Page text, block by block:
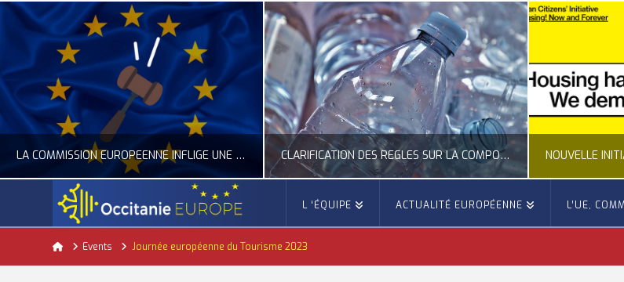
LA COMMISSION EUROPÉENNE INFLIGE UNE AMENDE RECORD À GOOGLE
ACTUALITÉ DE L'UNION EUROPÉENNE, ACTUALITÉ DE LA REPRÉSENTATION D’OCCITANIE EUROPE, NUMÉRIQUE- DIGITAL
CLARIFICATION DES RÈGLES SUR LA COMPOSITION DES BOUTEILLES PLASTIQUES
ACTUALITÉ DE L'UNION EUROPÉENNE, ACTUALITÉ DE LA REPRÉSENTATION D’OCCITANIE EUROPE, ECONOMIE CIRCULAIRE, ÉNERGIE - ENVIRONNEMENT - CLIMAT ACTUALITÉ DE L'UNION
L ‘ÉQUIPE ACTUALITÉ EUROPÉENNE L’UE,
HomeEvents Journée européenne du Tourisme 2023